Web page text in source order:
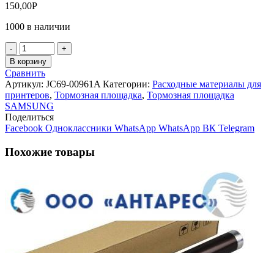
150,00Р
1000 в наличии
Количество
товара
Тормозная
площадка
(резинка)
Samsung
ML-
1610/1615/2010/SCX-
4321/
3117/3122
В корзину
Сравнить
Артикул: JC69-00961A Категории: Расходные материалы для
принтеров, Тормозная площадка, Тормозная площадка
SAMSUNG
Поделиться
Facebook Одноклассники WhatsApp WhatsApp ВК Telegram
Похожие товары